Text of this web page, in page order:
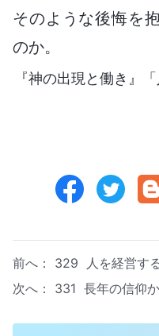
そのような後悔を
のか。
『神の出現と働き』
前へ： 329 人を経営す
次へ： 331 長年の信仰